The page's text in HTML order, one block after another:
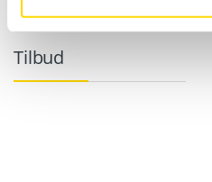
Tilbud